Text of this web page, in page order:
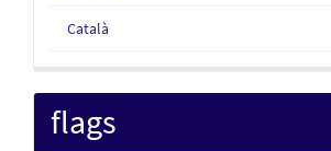
Català
flags